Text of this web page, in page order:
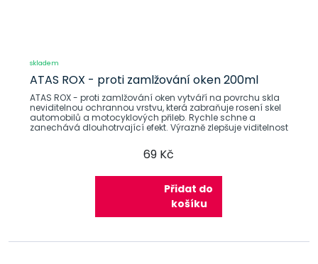
skladem
ATAS ROX - proti zamlžování oken 200ml
ATAS ROX - proti zamlžování oken vytváří na povrchu skla
neviditelnou ochrannou vrstvu, která zabraňuje rosení skel
automobilů a motocyklových přileb. Rychle schne a
zanechává dlouhotrvající efekt. Výrazně zlepšuje viditelnost
69 Kč
Přidat do
košíku